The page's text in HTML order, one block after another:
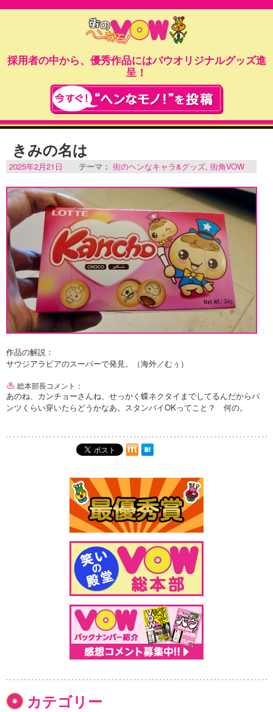
採用者の中から、優秀作品にはバウオリジナルグッズ進
呈！
きみの名は
2025年2月21日 テーマ： 街のヘンなキャラ&グッズ, 街角VOW
作品の解説：
サウジアラビアのスーパーで発見。（海外／むぅ）
総本部長コメント：
あのね、カンチョーさんね、せっかく蝶ネクタイまでしてるんだからパ
ンツくらい穿いたらどうかなあ。スタンバイOKってこと？ 何の。
カテゴリー